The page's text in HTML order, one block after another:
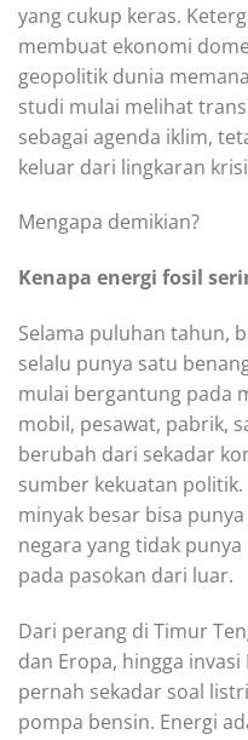
yang cukup keras.
membuat ekonomi
geopolitik dunia
studi mulai melihat
sebagai agenda iklim,
keluar dari lingkaran
Mengapa demikian?
Kenapa energi fosil
Selama puluhan tahun,
selalu punya satu
mulai bergantung pada
mobil, pesawat, pabrik,
berubah dari sekadar
sumber kekuatan
minyak besar bisa
negara yang tidak
pada pasokan dari luar.
Dari perang di Timur
dan Eropa, hingga
pernah sekadar soal
pompa bensin. Energi